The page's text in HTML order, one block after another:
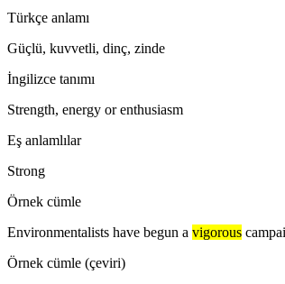
Türkçe anlamı
Güçlü, kuvvetli, dinç, zinde
İngilizce tanımı
Strength, energy or enthusiasm
Eş anlamlılar
Strong
Örnek cümle
Environmentalists have begun a vigorous
Örnek cümle (çeviri)